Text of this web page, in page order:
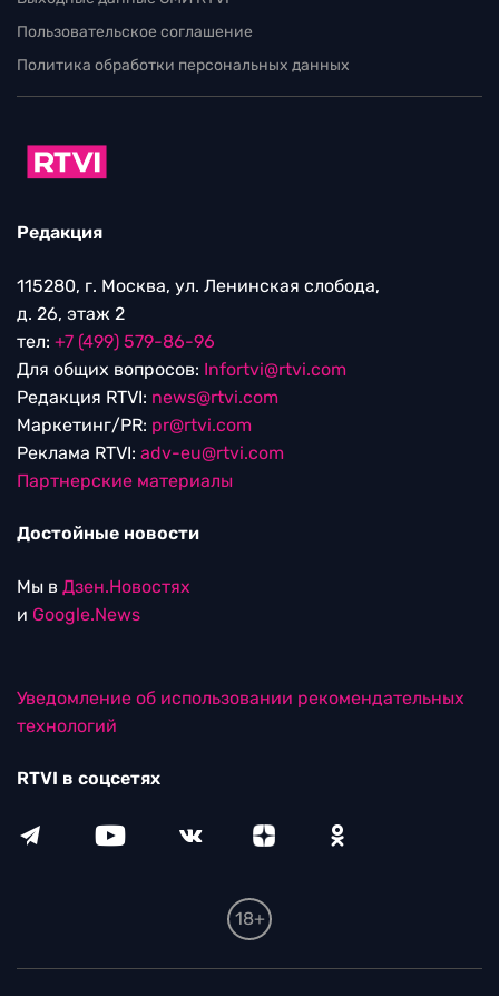
Пользовательское соглашение
Политика обработки персональных данных
Редакция
115280, г. Москва, ул. Ленинская слобода,
д. 26, этаж 2
тел: +7 (499) 579-86-96
Для общих вопросов: Infortvi@rtvi.com
Редакция RTVI: news@rtvi.com
Маркетинг/PR: pr@rtvi.com
Реклама RTVI: adv-eu@rtvi.com
Партнерские материалы
Достойные новости
Мы в Дзен.Новостях
и Google.News
Уведомление об использовании рекомендательных
технологий
RTVI в соцсетях
18+